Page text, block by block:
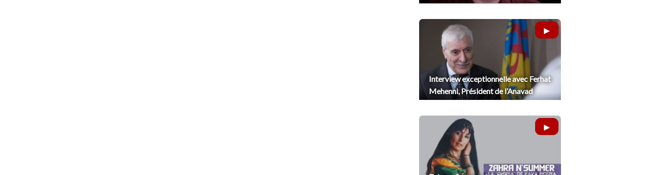
Interview exceptionnelle avec Ferhat
Mehenni, Président de l’Anavad